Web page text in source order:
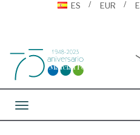
ES
EUR
Toggle navigation